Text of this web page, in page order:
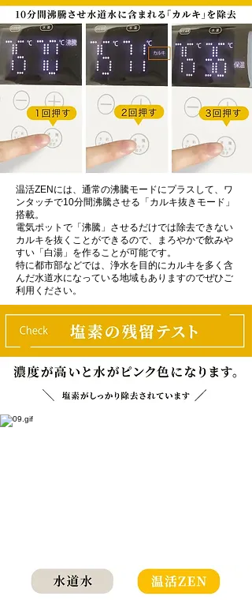
温活ZENには、通常の沸騰モードにプラスして、ワ
ンタッチで10分間沸騰させる「カルキ抜きモード」
搭載。
電気ポットで「沸騰」させるだけでは除去できない
カルキを抜くことができるので、まろやかで飲みや
すい「白湯」を作ることが可能です。
特に都市部などでは、浄水を目的にカルキを多く含
んだ水道水になっている地域もありますのでぜひご
利用ください。